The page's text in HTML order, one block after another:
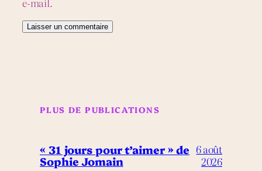
PLUS DE PUBLICATIONS
« 31 jours pour t’aimer » de
Sophie Jomain
6 août
2026